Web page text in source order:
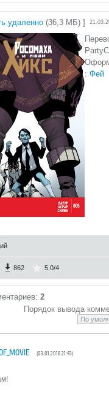
удаленно (36,3 МБ) ]
: Фей
862 5.0/4
: 2
Порядок вывода
(03.01.2018 21:43)